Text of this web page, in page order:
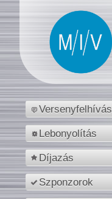
Versenyfelhívás
Lebonyolítás
Díjazás
Szponzorok